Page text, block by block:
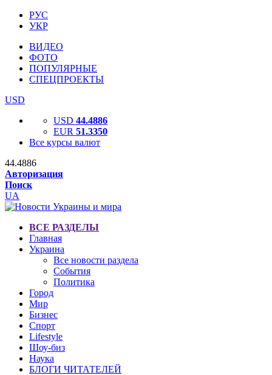
РУС
УКР
ВИДЕО
ФОТО
ПОПУЛЯРНЫЕ
СПЕЦПРОЕКТЫ
USD
USD 44.4886
EUR 51.3350
Все курсы валют
44.4886
Авторизация
Поиск
UA
ВСЕ РАЗДЕЛЫ
Главная
Украина
Все новости раздела
События
Политика
Город
Мир
Бизнес
Спорт
Lifestyle
Шоу-биз
Наука
БЛОГИ ЧИТАТЕЛЕЙ